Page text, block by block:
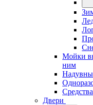
Мойки
ним
Двери